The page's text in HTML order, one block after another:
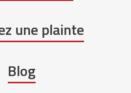
une plainte
Blog